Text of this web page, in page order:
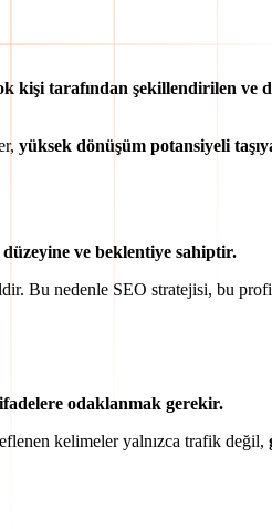
kişi tarafından şekillendirilen ve
yüksek dönüşüm potansiyeli
ve beklentiye sahiptir.
Bu nedenle SEO stratejisi, bu
odaklanmak gerekir.
kelimeler yalnızca trafik değil,